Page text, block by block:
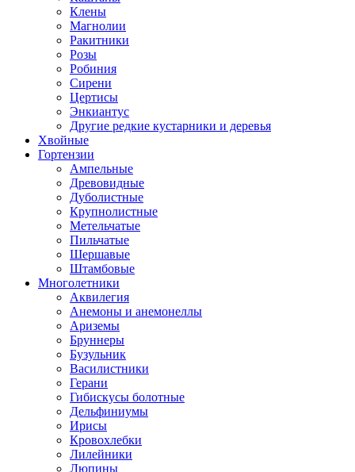
Клены
Магнолии
Ракитники
Розы
Робиния
Сирени
Цертисы
Энкиантус
Другие редкие кустарники и деревья
Хвойные
Гортензии
Ампельные
Древовидные
Дуболистные
Крупнолистные
Метельчатые
Пильчатые
Шершавые
Штамбовые
Многолетники
Аквилегия
Анемоны и анемонеллы
Ариземы
Бруннеры
Бузульник
Василистники
Герани
Гибискусы болотные
Дельфиниумы
Ирисы
Кровохлебки
Лилейники
Люпины